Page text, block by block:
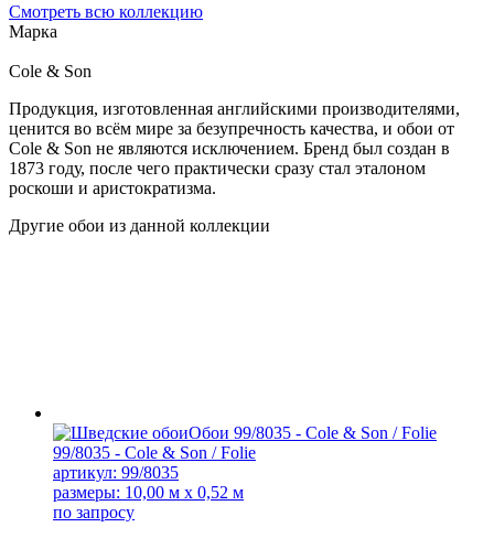
Смотреть всю коллекцию
Марка
Cole & Son
Продукция, изготовленная английскими производителями,
ценится во всём мире за безупречность качества, и обои от
Cole & Son не являются исключением. Бренд был создан в
1873 году, после чего практически сразу стал эталоном
роскоши и аристократизма.
Другие обои из данной коллекции
99/8035 - Cole & Son / Folie
артикул: 99/8035
размеры: 10,00 м x 0,52 м
по запросу